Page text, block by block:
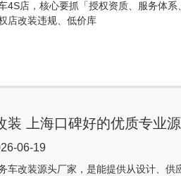
4S店，核心要抓「授权资质、服务体
店改装违规、低价库
装 上海口碑好的优质专业
06-19
车改装源头厂家，是能提供从设计、